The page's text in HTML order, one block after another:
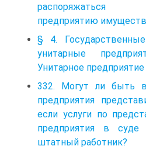
распоряжаться
предприятию
§ 4.
унитарные
Унитарное предприятие
332. Могут ли быть
предприятия
если услуги по
предприятия в
штатный работник?